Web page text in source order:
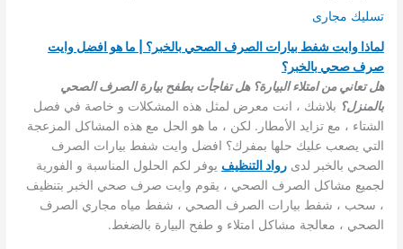
تسليك مجارى
لماذا وايت شفط بيارات الصرف الصحي بالخبر؟ | ما هو افضل وايت
صرف صحي بالخبر؟
هل تعاني من امتلاء البيارة؟ هل تفاجأت بطفح بيارة الصرف الصحي
بالمنزل؟ بلاشك ، انت معرض لمثل هذه المشكلات و خاصة في فصل
الشتاء ، مع تزايد الأمطار. لكن ، ما هو الحل مع هذه المشاكل المزعجة
التي يصعب عليك حلها بمفرك؟ افضل وايت شفط بيارات الصرف
الصحي بالخبر لدىرواد التنظيف يوفر لكم الحلول المناسبة و الفورية
لجميع مشاكل الصرف الصحي ، يقوم وايت صرف صحي الخبر بتنظيف
، سحب ، شفط بيارات الصرف الصحي ، شفط مياه مجاري الصرف
الصحي ، معالجة مشاكل امتلاء و طفح البيارة بالضغط.